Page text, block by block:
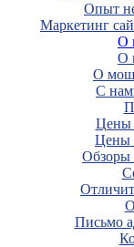
Опыт
Маркетинг
О
О
О
С
Цены
Цены
Обзоры
Письмо